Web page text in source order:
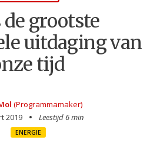
grootste
uitdaging van
tijd
(Programmamaker)
2019
Leestijd 6 min
ENERGIE